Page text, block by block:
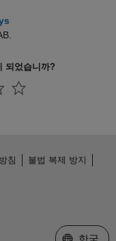
되었습니까?
침
불법 복제 방지
웹사이트
한국